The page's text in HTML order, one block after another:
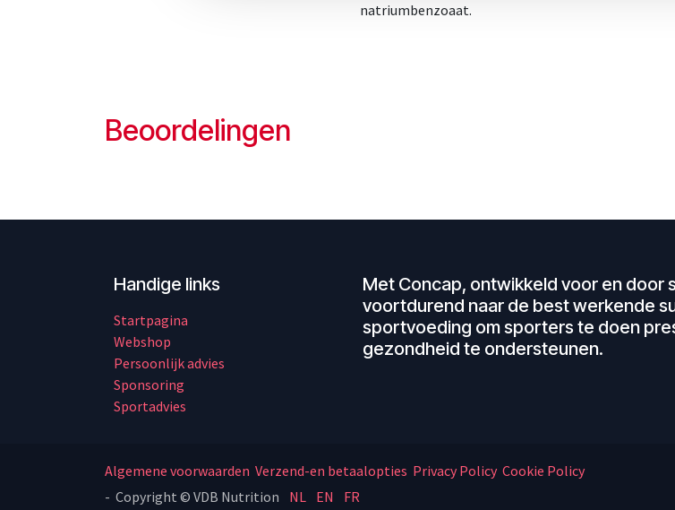
natriumbenzoaat.
Beoordelingen
Met Concap, ontwikkeld voor en door
voortdurend naar de best werkende
sportvoeding om sporters te doen
gezondheid te ondersteunen.
Handige links
Startpagina
Webshop
Persoonlijk advies
Sponsoring
Sportadvies
Algemene voorwaarden Verzend-en betaalopties Privacy Policy Cookie Policy
- Copyright © VDB Nutrition
NL EN FR